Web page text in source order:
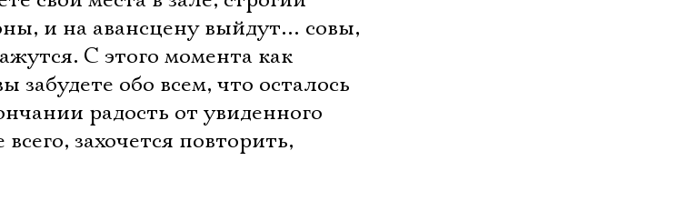
и на авансцену выйдут… совы,
С этого момента как
обо всем, что осталось
радость от увиденного
захочется повторить,